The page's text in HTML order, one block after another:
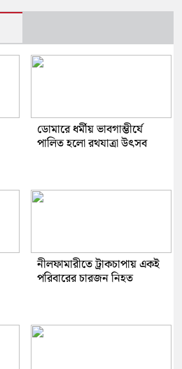
ডোমারে ধর্মীয় ভাবগাম্ভীর্যে
পালিত হলো রথযাত্রা উৎসব
নীলফামারীতে ট্রাকচাপায় একই
পরিবারের চারজন নিহত